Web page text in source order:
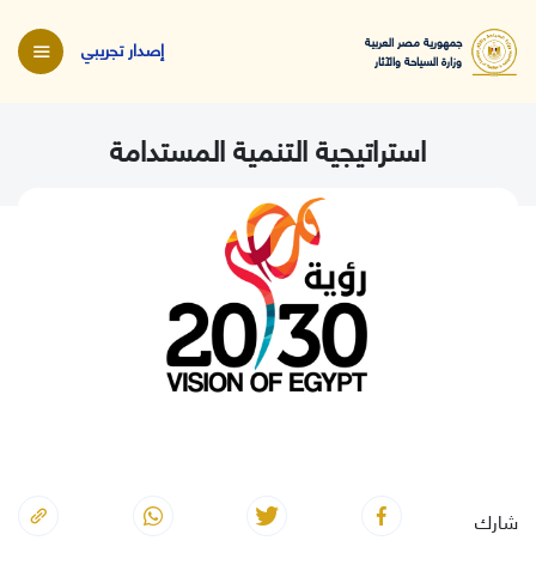
جمهورية مصر العربية
وزارة السياحة والآثار
إصدار تجريبي
استراتيجية التنمية المستدامة
شارك